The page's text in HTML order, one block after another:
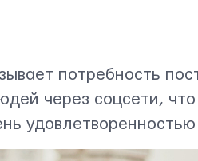
потребность
через соцсети,